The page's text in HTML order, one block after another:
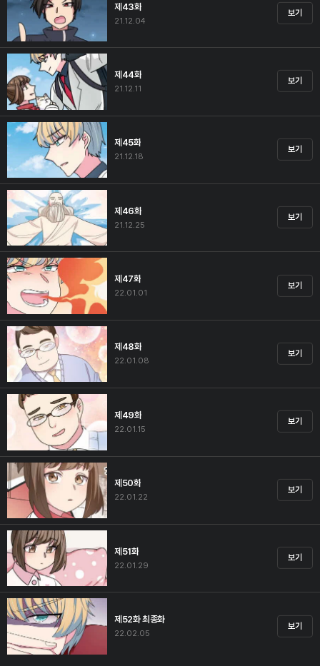
제43화
21.12.04
보기
제44화
21.12.11
보기
제45화
21.12.18
보기
제46화
21.12.25
보기
제47화
22.01.01
보기
제48화
22.01.08
보기
제49화
22.01.15
보기
제50화
22.01.22
보기
제51화
22.01.29
보기
제52화 최종화
22.02.05
보기